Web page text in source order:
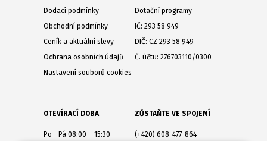
Dodací podmínky
Obchodní podmínky
Ceník a aktuální slevy
Ochrana osobních údajů
Nastavení souborů cookies
Dotační programy
IČ: 293 58 949
DIČ: CZ 293 58 949
Č. účtu: 276703110/0300
OTEVÍRACÍ DOBA
Po - Pá 08:00 – 15:30
ZŮSTAŇTE VE SPOJENÍ
(+420) 608-477-864